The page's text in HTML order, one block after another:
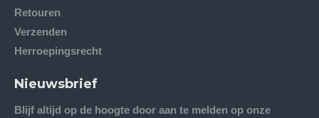
Retouren
Verzenden
Herroepingsrecht
Nieuwsbrief
Blijf altijd op de hoogte door aan te melden op onze